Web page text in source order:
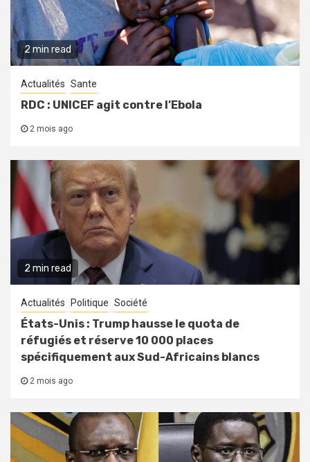
2 min read
Actualités Sante
RDC : UNICEF agit contre l’Ebola
2 mois ago
2 min read
Actualités Politique Société
États-Unis : Trump hausse le quota de
réfugiés et réserve 10 000 places
spécifiquement aux Sud-Africains blancs
2 mois ago